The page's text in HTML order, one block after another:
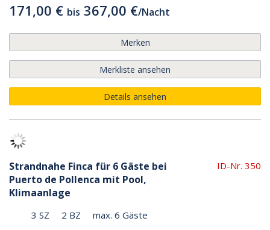
171,00 € bis 367,00 €/Nacht
Merken
Merkliste ansehen
Details ansehen
Strandnahe Finca für 6 Gäste bei
Puerto de Pollenca mit Pool,
Klimaanlage
ID-Nr. 350
3 SZ 2 BZ
max. 6 Gäste